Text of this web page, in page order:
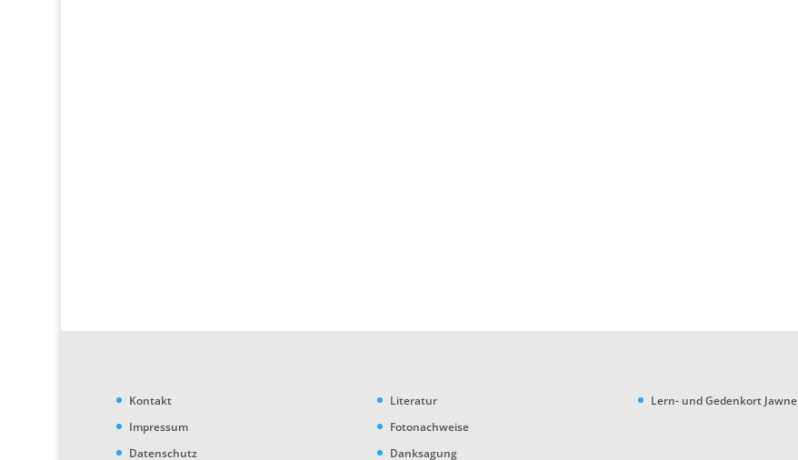
Kontakt
Impressum
Datenschutz
Literatur
Fotonachweise
Danksagung
Lern- und Gedenkort Jawne